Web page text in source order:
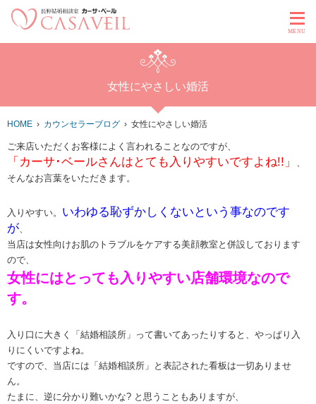
MENU
女性にやさしい婚活
HOME カウンセラーブログ 女性にやさしい婚活
ご来店いただくお客様によく言われることなのですが、
「カーサ･ベールさんはとても入りやすいですよね!!」
、
そんなお言葉をいただきます。
入りやすい。 いわゆる恥ずかしくないという事なのです
が、
当店は女性向けお肌のトラブルをケアする美顔教室と併設しております
ので、
女性にはとっても入りやすい店舗環境なので
す。
入り口に大きく「結婚相談所」って書いてあったりすると、やっぱり入
りにくいですよね。
ですので、当店には「結婚相談所」と表記された看板は一切ありませ
ん。
たまに、逆に分かり難いかな? と思うこともありますが、